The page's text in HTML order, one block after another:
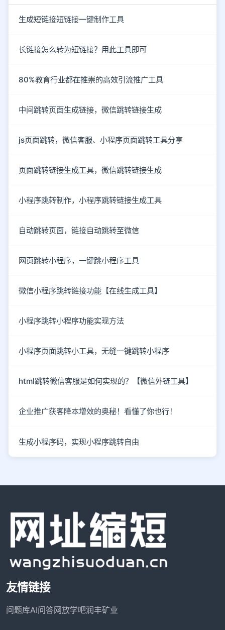
生成短链接短链接一键制作工具
长链接怎么转为短链接？用此工具即可
80%教育行业都在推崇的高效引流推广工具
中间跳转页面生成链接，微信跳转链接生成
js页面跳转，微信客服、小程序页面跳转工具分享
页面跳转链接生成工具，微信跳转链接生成
小程序跳转制作，小程序跳转链接生成工具
自动跳转页面，链接自动跳转至微信
网页跳转小程序，一键跳小程序工具
微信小程序跳转链接功能【在线生成工具】
小程序跳转小程序功能实现方法
小程序页面跳转小工具，无缝一键跳转小程序
html跳转微信客服是如何实现的？【微信外链工具】
企业推广获客降本增效的奥秘！看懂了你也行！
生成小程序码，实现小程序跳转自由
友情链接
问题库AI问答网放学吧润丰矿业